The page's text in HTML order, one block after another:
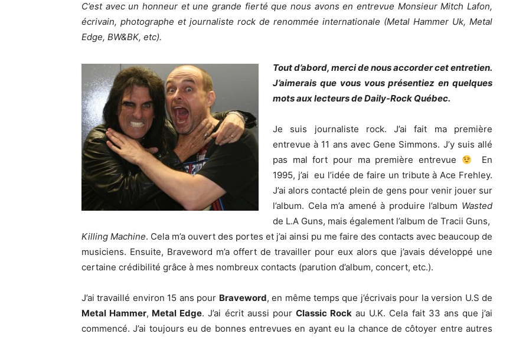
C’est avec un honneur et une grande fierté que nous avons en entrevue Monsieur Mitch Lafon,
écrivain, photographe et journaliste rock de renommée internationale (Metal Hammer Uk, Metal
Edge, BW&BK, etc).
Tout d’abord, merci de nous accorder cet entretien.
J’aimerais que vous vous présentiez en quelques
mots aux lecteurs de Daily-Rock Québec.
Je suis journaliste rock. J’ai fait ma première
entrevue à 11 ans avec Gene Simmons. J’y suis allé
pas mal fort pour ma première entrevue
En
1995, j’ai eu l’idée de faire un tribute à Ace Frehley.
J’ai alors contacté plein de gens pour venir jouer sur
l’album. Cela m’a amené à produire l’album Wasted
de L.A Guns, mais également l’album de Tracii Guns,
Killing Machine. Cela m’a ouvert des portes et j’ai ainsi pu me faire des contacts avec beaucoup de
musiciens. Ensuite, Braveword m’a offert de travailler pour eux alors que j’avais développé une
certaine crédibilité grâce à mes nombreux contacts (parution d’album, concert, etc.).
J’ai travaillé environ 15 ans pour Braveword, en même temps que j’écrivais pour la version U.S de
Metal Hammer, Metal Edge. J’ai écrit aussi pour Classic Rock au U.K. Cela fait 33 ans que j’ai
commencé. J’ai toujours eu de bonnes entrevues en ayant eu la chance de côtoyer entre autres